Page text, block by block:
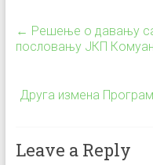
← Решење о давању
пословању ЈКП
Друга измена
Leave a Reply